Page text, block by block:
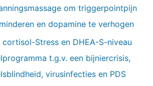
om triggerpointpijn
en dopamine te verhogen
cortisol-Stress en DHEA-S-niveau
t.g.v. een bijniercrisis,
virusinfecties en PDS